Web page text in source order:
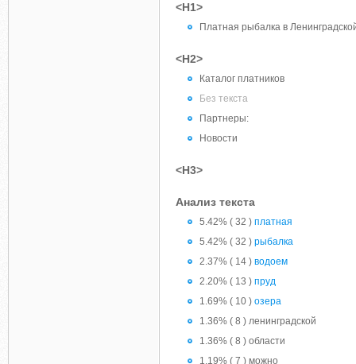
<H1>
Платная рыбалка в
<H2>
Каталог платников
Без текста
Партнеры:
Новости
<H3>
Анализ текста
5.42% ( 32 ) платная
5.42% ( 32 ) рыбалка
2.37% ( 14 ) водоем
2.20% ( 13 ) пруд
1.69% ( 10 ) озера
1.36% ( 8 ) ленинградской
1.36% ( 8 ) области
1.19% ( 7 ) можно